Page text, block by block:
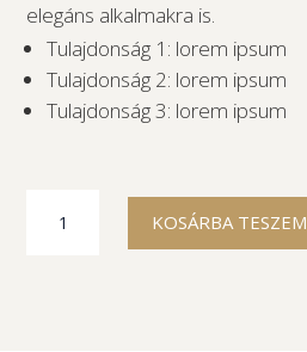
elegáns alkalmakra is.
Tulajdonság 1: lorem ipsum
Tulajdonság 2: lorem ipsum
Tulajdonság 3: lorem ipsum
ipsum
KOSÁRBA TESZEM